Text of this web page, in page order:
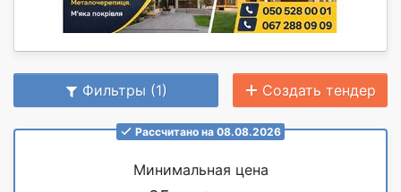
Фильтры (1) Создать тендер
Рассчитано на 08.08.2026
Минимальная цена